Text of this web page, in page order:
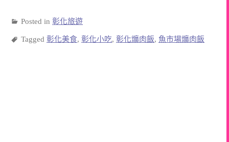
Posted in 彰化旅遊
Tagged 彰化美食, 彰化小吃, 彰化爌肉飯, 魚市場爌肉飯